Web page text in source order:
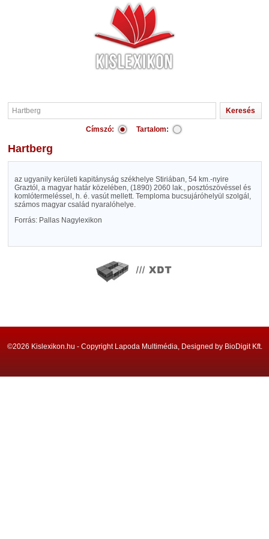
Címszó: Tartalom:
Hartberg
az ugyanily kerületi kapitányság székhelye Stiriában, 54 km.-nyire
Graztól, a magyar határ közelében, (1890) 2060 lak., posztószövéssel és
komlótermeléssel, h. é. vasút mellett. Temploma bucsujáróhelyül szolgál,
számos magyar család nyaralóhelye.
Forrás: Pallas Nagylexikon
©2026 Kislexikon.hu - Copyright Lapoda Multimédia, Designed by BioDigit Kft.